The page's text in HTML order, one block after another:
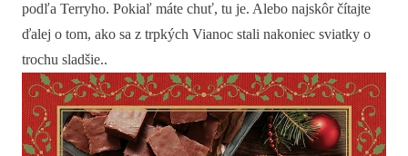
podľa Terryho. Pokiaľ máte chuť, tu je. Alebo najskôr čítajte
ďalej o tom, ako sa z trpkých Vianoc stali nakoniec sviatky o
trochu sladšie..